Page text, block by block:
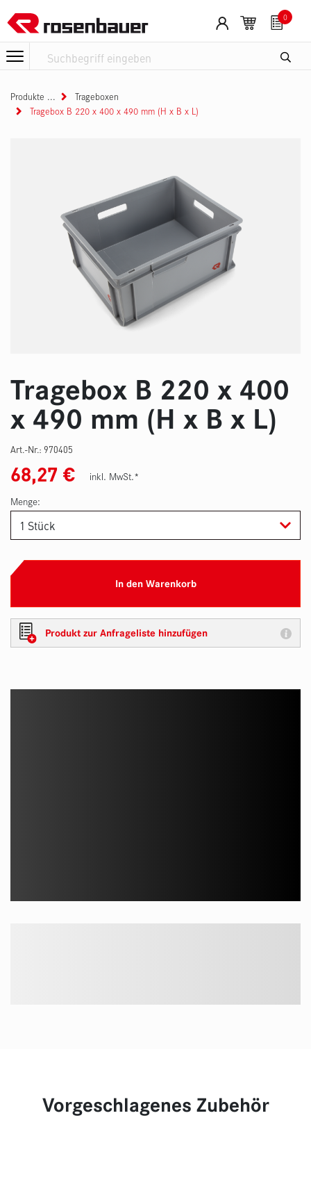
0
Produkte
Trageboxen
Tragebox B 220 x 400 x 490 mm (H x B x L)
Tragebox B 220 x 400
x 490 mm (H x B x L)
Art.-Nr.: 970405
68,27 €
inkl. MwSt.*
Menge:
In den Warenkorb
Produkt zur Anfrageliste hinzufügen
Vorgeschlagenes Zubehör